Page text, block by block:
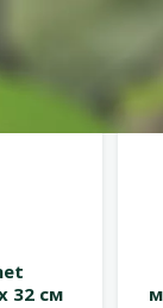
32 см